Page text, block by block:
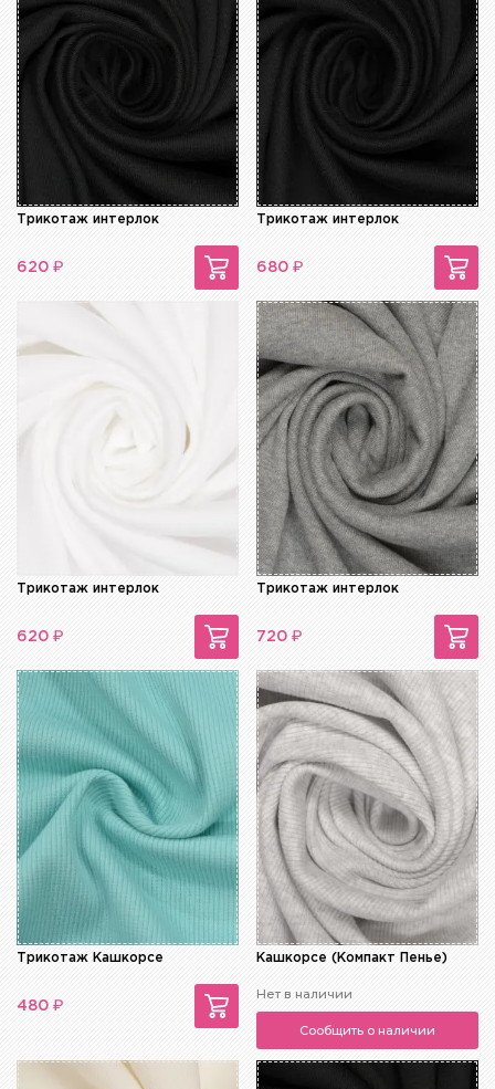
Трикотаж интерлок
620 ₽
Трикотаж интерлок
680 ₽
Трикотаж интерлок
620 ₽
Трикотаж интерлок
720 ₽
Трикотаж Кашкорсе
480 ₽
Кашкорсе (Компакт Пенье)
Нет в наличии
Сообщить о наличии